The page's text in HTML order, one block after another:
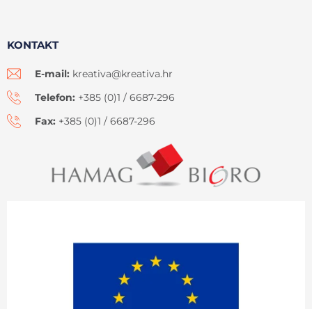
KONTAKT
E-mail: kreativa@kreativa.hr
Telefon: +385 (0)1 / 6687-296
Fax: +385 (0)1 / 6687-296